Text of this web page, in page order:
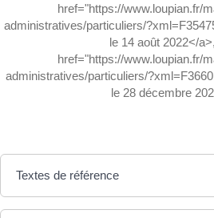
href="https://www.loupian.fr/
administratives/particuliers/
le 14 août 2022</
href="https://www.loupian.fr/
administratives/particuliers/
le 28 décembre
Textes de référence